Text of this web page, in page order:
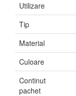
Utilizare
Tip
Material
Culoare
Continut
pachet